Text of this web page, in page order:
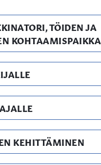
TÖIDEN JA
KOHTAAMISPAIKKA
KEHITTÄMINEN